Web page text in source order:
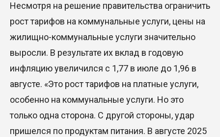
Несмотря на решение правительства ограничить
рост тарифов на коммунальные услуги, цены на
жилищно-коммунальные услуги значительно
выросли. В результате их вклад в годовую
инфляцию увеличился с 1,77 в июле до 1,96 в
августе. «Это рост тарифов на платные услуги,
особенно на коммунальные услуги. Но это
только одна сторона. С другой стороны, удар
пришелся по продуктам питания. В августе 2025